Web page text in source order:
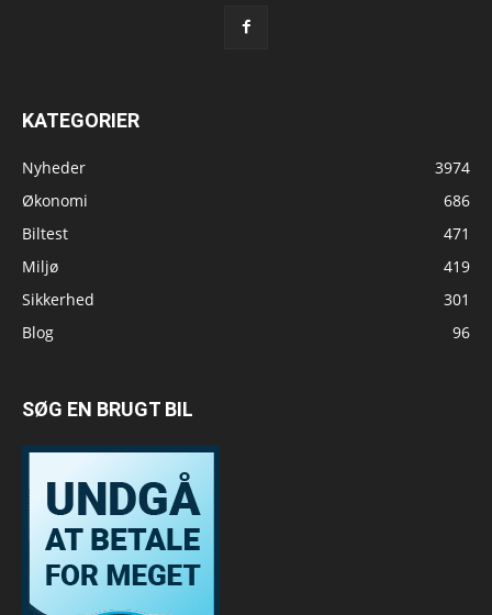
KATEGORIER
Nyheder
3974
Økonomi
686
Biltest
471
Miljø
419
Sikkerhed
301
Blog
96
SØG EN BRUGT BIL